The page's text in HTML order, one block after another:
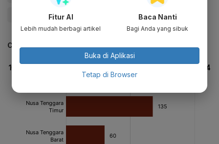
#Give Me Perspective
CEK JUGA DATA INI
Fitur AI
Lebih mudah berbagi artikel
Baca Nanti
Bagi Anda yang sibuk
Buka di Aplikasi
Tetap di Browser